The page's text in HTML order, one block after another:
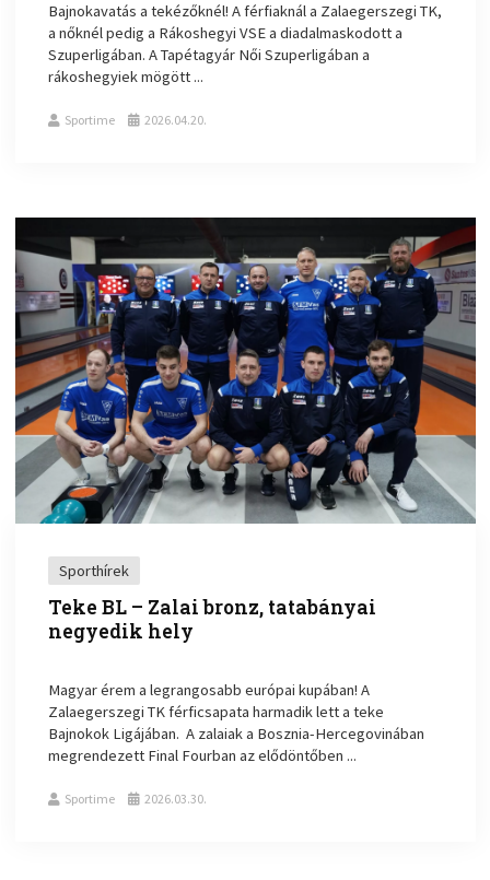
Bajnokavatás a tekézőknél! A férfiaknál a Zalaegerszegi TK,
a nőknél pedig a Rákoshegyi VSE a diadalmaskodott a
Szuperligában. A Tapétagyár Női Szuperligában a
rákoshegyiek mögött ...
Sportime 2026.04.20.
Sporthírek
Teke BL – Zalai bronz, tatabányai
negyedik hely
Magyar érem a legrangosabb európai kupában! A
Zalaegerszegi TK férficsapata harmadik lett a teke
Bajnokok Ligájában. A zalaiak a Bosznia-Hercegovinában
megrendezett Final Fourban az elődöntőben ...
Sportime 2026.03.30.